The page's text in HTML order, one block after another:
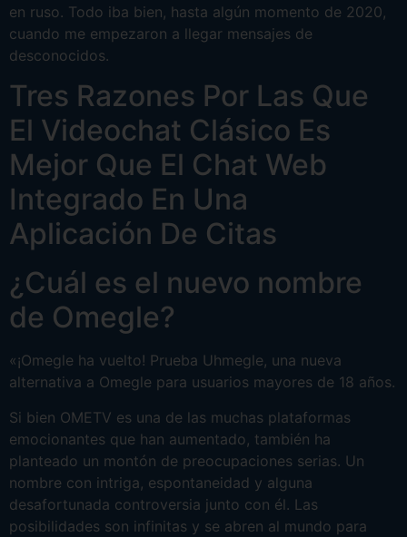
en ruso. Todo iba bien, hasta algún momento de 2020,
cuando me empezaron a llegar mensajes de
desconocidos.
Tres Razones Por Las Que
El Videochat Clásico Es
Mejor Que El Chat Web
Integrado En Una
Aplicación De Citas
¿Cuál es el nuevo nombre
de Omegle?
«¡Omegle ha vuelto! Prueba Uhmegle, una nueva
alternativa a Omegle para usuarios mayores de 18 años.
Si bien OMETV es una de las muchas plataformas
emocionantes que han aumentado, también ha
planteado un montón de preocupaciones serias. Un
nombre con intriga, espontaneidad y alguna
desafortunada controversia junto con él. Las
posibilidades son infinitas y se abren al mundo para